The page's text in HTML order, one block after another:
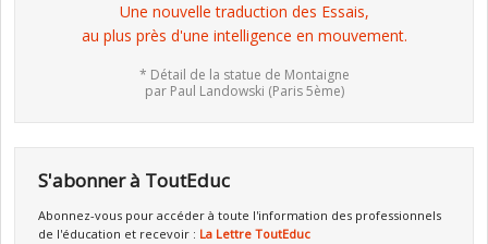
Une nouvelle traduction des Essais,
au plus près d'une intelligence en mouvement.
* Détail de la statue de Montaigne
par Paul Landowski (Paris 5ème)
S'abonner à ToutEduc
Abonnez-vous pour accéder à toute l'information des professionnels
de l'éducation et recevoir : La Lettre ToutEduc